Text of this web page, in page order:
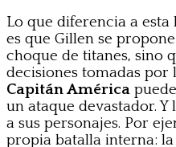
Lo que diferencia a
es que Gillen se
choque de titanes, sino
decisiones tomadas por
Capitán América
un ataque devastador.
a sus personajes. Por
propia batalla interna: